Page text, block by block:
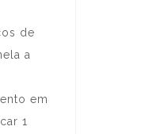
de
a
em
1